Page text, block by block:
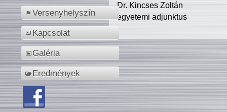
Versenyhelyszín
Kapcsolat
Galéria
Eredmények
Dr. Kincses Zoltán
egyetemi adjunktus